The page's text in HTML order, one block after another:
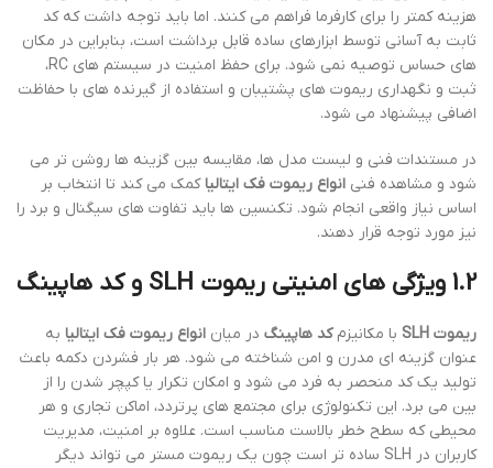
هزینه کمتر را برای کارفرما فراهم می کنند. اما باید توجه داشت که کد
ثابت به آسانی توسط ابزارهای ساده قابل برداشت است، بنابراین در مکان
های حساس توصیه نمی شود. برای حفظ امنیت در سیستم های RC،
ثبت و نگهداری ریموت های پشتیبان و استفاده از گیرنده های با حفاظت
اضافی پیشنهاد می شود.
در مستندات فنی و لیست مدل ها، مقایسه بین گزینه ها روشن تر می
شود و مشاهده فنی انواع ریموت فک ایتالیا کمک می کند تا انتخاب بر
اساس نیاز واقعی انجام شود. تکنسین ها باید تفاوت های سیگنال و برد را
نیز مورد توجه قرار دهند.
1.2 ویژگی های امنیتی ریموت SLH وکد هاپینگ
ریموت SLH با مکانیزمکد هاپینگ در میان انواع ریموت فک ایتالیا به
عنوان گزینه ای مدرن و امن شناخته می شود. هر بار فشردن دکمه باعث
تولید یک کد منحصر به فرد می شود و امکان تکرار یا کپچر شدن را از
بین می برد. این تکنولوژی برای مجتمع های پرتردد، اماکن تجاری و هر
محیطی که سطح خطر بالاست مناسب است. علاوه بر امنیت، مدیریت
کاربران در SLH ساده تر است چون یک ریموت مستر می تواند دیگر